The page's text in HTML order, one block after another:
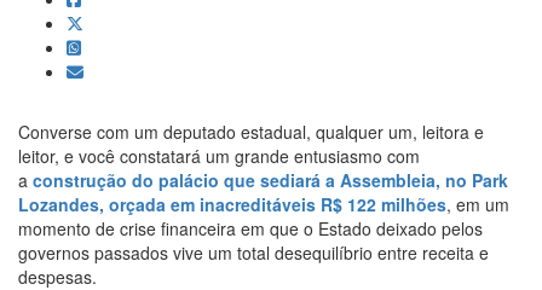
Converse com um deputado estadual, qualquer um, leitora e
leitor, e você constatará um grande entusiasmo com
a construção do palácio que sediará a Assembleia, no Park
Lozandes, orçada em inacreditáveis R$ 122 milhões, em um
momento de crise financeira em que o Estado deixado pelos
governos passados vive um total desequilíbrio entre receita e
despesas.